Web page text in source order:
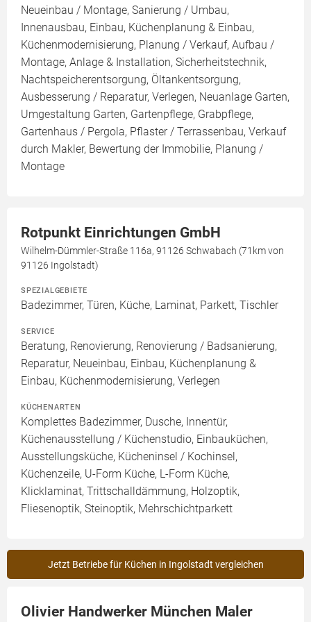
Neueinbau / Montage, Sanierung / Umbau,
Innenausbau, Einbau, Küchenplanung & Einbau,
Küchenmodernisierung, Planung / Verkauf, Aufbau /
Montage, Anlage & Installation, Sicherheitstechnik,
Nachtspeicherentsorgung, Öltankentsorgung,
Ausbesserung / Reparatur, Verlegen, Neuanlage Garten,
Umgestaltung Garten, Gartenpflege, Grabpflege,
Gartenhaus / Pergola, Pflaster / Terrassenbau, Verkauf
durch Makler, Bewertung der Immobilie, Planung /
Montage
Rotpunkt Einrichtungen GmbH
Wilhelm-Dümmler-Straße 116a, 91126 Schwabach (71km von
91126 Ingolstadt)
SPEZIALGEBIETE
Badezimmer, Türen, Küche, Laminat, Parkett, Tischler
SERVICE
Beratung, Renovierung, Renovierung / Badsanierung,
Reparatur, Neueinbau, Einbau, Küchenplanung &
Einbau, Küchenmodernisierung, Verlegen
KÜCHENARTEN
Komplettes Badezimmer, Dusche, Innentür,
Küchenausstellung / Küchenstudio, Einbauküchen,
Ausstellungsküche, Kücheninsel / Kochinsel,
Küchenzeile, U-Form Küche, L-Form Küche,
Klicklaminat, Trittschalldämmung, Holzoptik,
Fliesenoptik, Steinoptik, Mehrschichtparkett
Jetzt Betriebe für Küchen in Ingolstadt vergleichen
Olivier Handwerker München Maler